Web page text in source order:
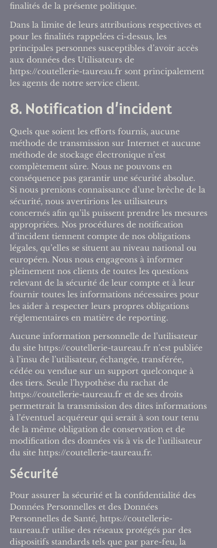
finalités de la présente politique.
Dans la limite de leurs attributions respectives et
pour les finalités rappelées ci-dessus, les
principales personnes susceptibles d’avoir accès
aux données des Utilisateurs de
https://coutellerie-taureau.fr sont principalement
les agents de notre service client.
8. Notification d’incident
Quels que soient les efforts fournis, aucune
méthode de transmission sur Internet et aucune
méthode de stockage électronique n’est
complètement sûre. Nous ne pouvons en
conséquence pas garantir une sécurité absolue.
Si nous prenions connaissance d’une brèche de la
sécurité, nous avertirions les utilisateurs
concernés afin qu’ils puissent prendre les mesures
appropriées. Nos procédures de notification
d’incident tiennent compte de nos obligations
légales, qu’elles se situent au niveau national ou
européen. Nous nous engageons à informer
pleinement nos clients de toutes les questions
relevant de la sécurité de leur compte et à leur
fournir toutes les informations nécessaires pour
les aider à respecter leurs propres obligations
réglementaires en matière de reporting.
Aucune information personnelle de l’utilisateur
du site https://coutellerie-taureau.fr n’est publiée
à l’insu de l’utilisateur, échangée, transférée,
cédée ou vendue sur un support quelconque à
des tiers. Seule l’hypothèse du rachat de
https://coutellerie-taureau.fr et de ses droits
permettrait la transmission des dites informations
à l’éventuel acquéreur qui serait à son tour tenu
de la même obligation de conservation et de
modification des données vis à vis de l’utilisateur
du site https://coutellerie-taureau.fr.
Sécurité
Pour assurer la sécurité et la confidentialité des
Données Personnelles et des Données
Personnelles de Santé, https://coutellerie-
taureau.fr utilise des réseaux protégés par des
dispositifs standards tels que par pare-feu, la